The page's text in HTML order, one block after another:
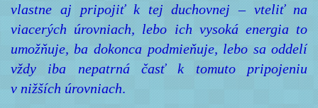
vlastne aj pripojiť k tej duchovnej – vteliť na
viacerých úrovniach, lebo ich vysoká energia to
umožňuje, ba dokonca podmieňuje, lebo sa oddelí
vždy iba nepatrná časť k tomuto pripojeniu
v nižších úrovniach.